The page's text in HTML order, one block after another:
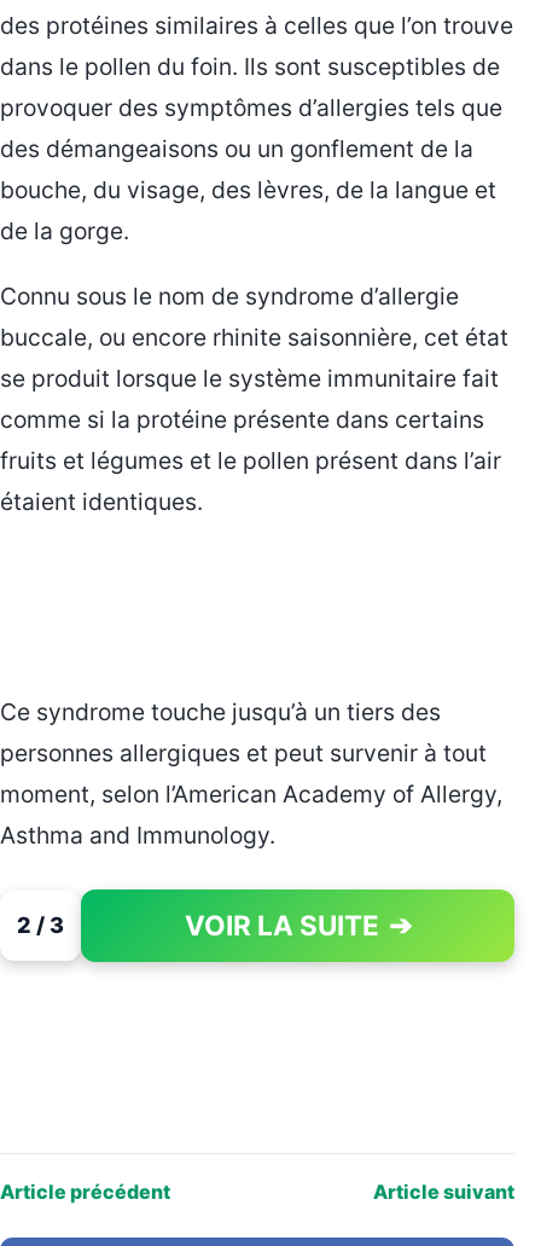
des protéines similaires à celles que l’on trouve
dans le pollen du foin. Ils sont susceptibles de
provoquer des symptômes d’allergies tels que
des démangeaisons ou un gonflement de la
bouche, du visage, des lèvres, de la langue et
de la gorge.
Connu sous le nom de syndrome d’allergie
buccale, ou encore rhinite saisonnière, cet état
se produit lorsque le système immunitaire fait
comme si la protéine présente dans certains
fruits et légumes et le pollen présent dans l’air
étaient identiques.
Ce syndrome touche jusqu’à un tiers des
personnes allergiques et peut survenir à tout
moment, selon l’American Academy of Allergy,
Asthma and Immunology.
2 / 3 VOIR LA SUITE ➔
PAGE 2 OF 3
Article précédent Article suivant